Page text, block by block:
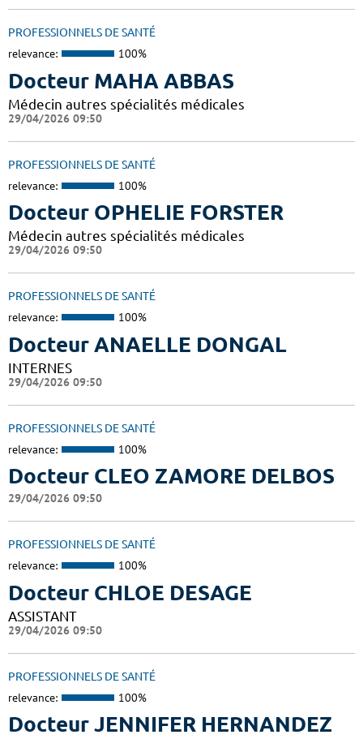
PROFESSIONNELS DE SANTÉ
relevance: 100%
Docteur MAHA ABBAS
Médecin autres spécialités médicales
29/04/2026 09:50
PROFESSIONNELS DE SANTÉ
relevance: 100%
Docteur OPHELIE FORSTER
Médecin autres spécialités médicales
29/04/2026 09:50
PROFESSIONNELS DE SANTÉ
relevance: 100%
Docteur ANAELLE DONGAL
INTERNES
29/04/2026 09:50
PROFESSIONNELS DE SANTÉ
relevance: 100%
Docteur CLEO ZAMORE DELBOS
29/04/2026 09:50
PROFESSIONNELS DE SANTÉ
relevance: 100%
Docteur CHLOE DESAGE
ASSISTANT
29/04/2026 09:50
PROFESSIONNELS DE SANTÉ
relevance: 100%
Docteur JENNIFER HERNANDEZ